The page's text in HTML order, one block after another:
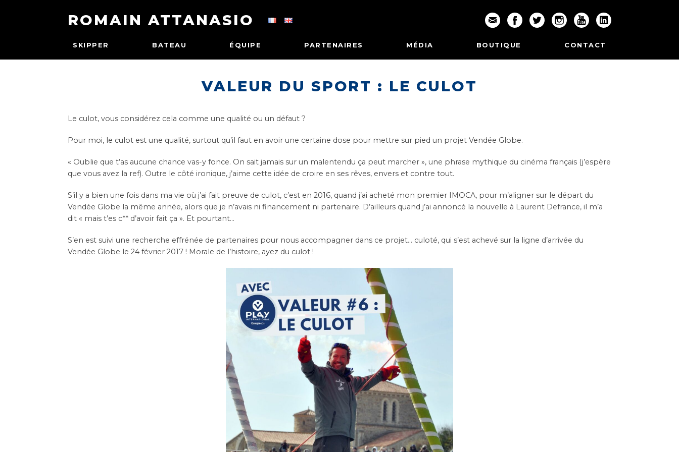
ROMAIN ATTANASIO
SKIPPER BATEAU ÉQUIPE PARTENAIRES MÉDIA BOUTIQUE CONTACT
VALEUR DU SPORT : LE CULOT
Le culot, vous considérez cela comme une qualité ou un défaut ?
Pour moi, le culot est une qualité, surtout qu’il faut en avoir une certaine dose pour mettre sur pied un projetVendée Globe.
« Oublie que t’as aucune chance vas-y fonce. On sait jamais sur un malentendu ça peut marcher », une phrase mythique du cinéma français (j’espère
que vous avez la ref). Outre le côté ironique, j’aime cette idée de croire en ses rêves, envers et contre tout.
S’il y a bien une fois dans ma vie où j’ai fait preuve de culot, c’est en 2016, quand j’ai acheté mon premier IMOCA, pour m’aligner sur le départ du
Vendée Globe la même année, alors que je n’avais ni financement ni partenaire. D’ailleurs quand j’ai annoncé la nouvelle à Laurent Defrance, il m’a
dit « mais t’es c** d’avoir fait ça ». Et pourtant…
S’en est suivi une recherche effrénée de partenaires pour nous accompagner dans ce projet… culoté, qui s’est achevé sur la ligne d’arrivée du
Vendée Globe le 24 février 2017 ! Morale de l’histoire, ayez du culot !